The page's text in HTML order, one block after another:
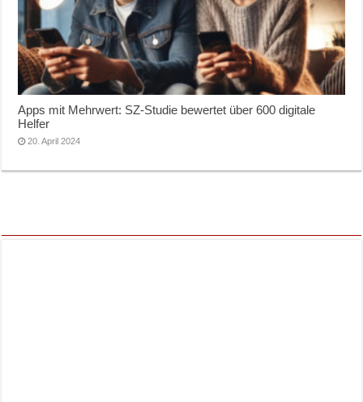
Apps mit Mehrwert: SZ-Studie bewertet über 600 digitale
Helfer
20. April 2024